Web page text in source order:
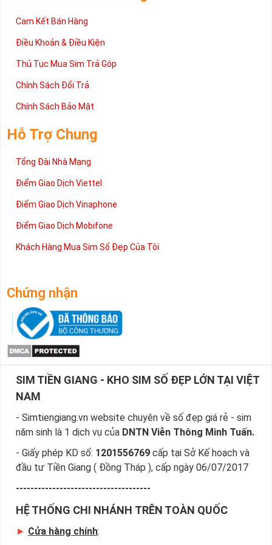
Chúc quý khách tìm được chiếc sim Tứ quý 2 như ý!
Cam Kết Bán Hàng
Điều Khoản & Điều Kiện
Thủ Tục Mua Sim Trả Góp
Chính Sách Đổi Trả
Chính Sách Bảo Mật
Hỗ Trợ Chung
Tổng Đài Nhà Mạng
Điểm Giao Dịch Viettel
Điểm Giao Dịch Vinaphone
Điểm Giao Dịch Mobifone
Khách Hàng Mua Sim Số Đẹp Của Tôi
Chứng nhận
SIM TIỀN GIANG - KHO SIM SỐ ĐẸP LỚN TẠI VIỆT
NAM
- Simtiengiang.vn website chuyên về số đẹp giá rẻ - sim
năm sinh là 1 dịch vụ của DNTN Viễn Thông Minh Tuấn.
- Giấy phép KD số: 1201556769 cấp tại Sở Kế hoạch và
đầu tư Tiền Giang ( Đồng Tháp ), cấp ngày 06/07/2017
-------------------------------------
HỆ THỐNG CHI NHÁNH TRÊN TOÀN QUỐC
► Cửa hàng chính: